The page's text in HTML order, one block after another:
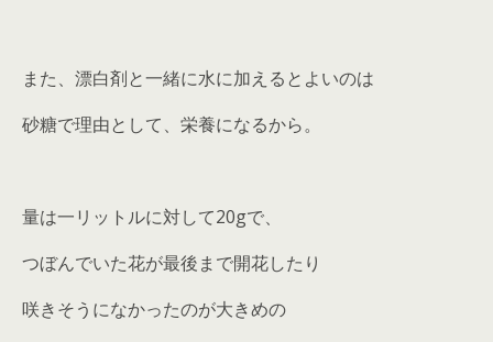
また、漂白剤と一緒に水に加えるとよいのは
砂糖で理由として、栄養になるから。
量は一リットルに対して20gで、
つぼんでいた花が最後まで開花したり
咲きそうになかったのが大きめの